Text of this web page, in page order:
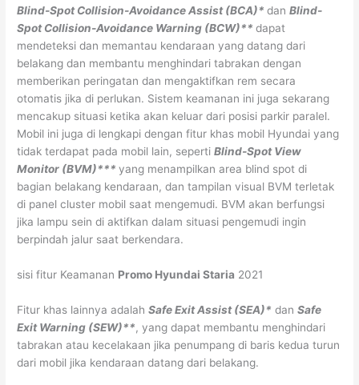
Blind-Spot Collision-Avoidance Assist (BCA)*danBlind-
Spot Collision-Avoidance Warning (BCW)**dapat
mendeteksi dan memantau kendaraan yang datang dari
belakang dan membantu menghindari tabrakan dengan
memberikan peringatan dan mengaktifkan rem secara
otomatis jika di perlukan. Sistem keamanan ini juga sekarang
mencakup situasi ketika akan keluar dari posisi parkir paralel.
Mobil ini juga di lengkapi dengan fitur khas mobil Hyundai yang
tidak terdapat pada mobil lain, sepertiBlind-Spot View
Monitor (BVM)***yang menampilkan area blind spot di
bagian belakang kendaraan, dan tampilan visual BVM terletak
di panel cluster mobil saat mengemudi. BVM akan berfungsi
jika lampu sein di aktifkan dalam situasi pengemudi ingin
berpindah jalur saat berkendara.
sisi fitur Keamanan Promo Hyundai Staria 2021
Fitur khas lainnya adalahSafe Exit Assist (SEA)* danSafe
Exit Warning (SEW)**, yang dapat membantu menghindari
tabrakan atau kecelakaan jika penumpang di baris kedua turun
dari mobil jika kendaraan datang dari belakang.